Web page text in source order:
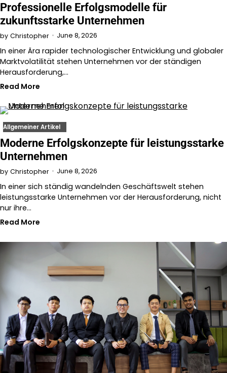
Professionelle Erfolgsmodelle für
zukunftsstarke Unternehmen
by Christopher June 8, 2026
In einer Ära rapider technologischer Entwicklung und globaler
Marktvolatilität stehen Unternehmen vor der ständigen
Herausforderung,…
Read More
Allgemeiner Artikel
Moderne Erfolgskonzepte für leistungsstarke
Unternehmen
by Christopher June 8, 2026
In einer sich ständig wandelnden Geschäftswelt stehen
leistungsstarke Unternehmen vor der Herausforderung, nicht
nur ihre…
Read More